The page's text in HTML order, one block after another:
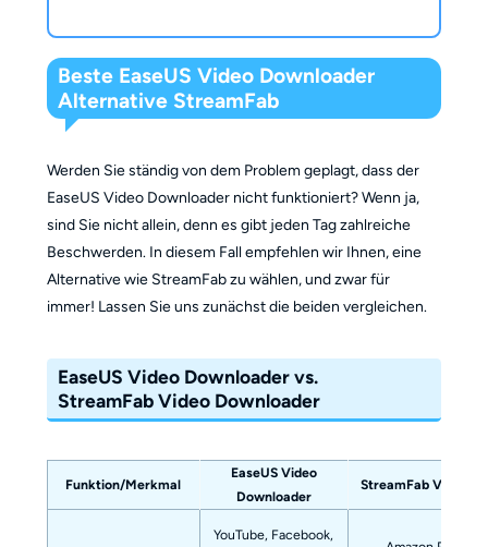
Beste EaseUS Video Downloader
Alternative StreamFab
Werden Sie ständig von dem Problem geplagt, dass der
EaseUS Video Downloader nicht funktioniert? Wenn ja,
sind Sie nicht allein, denn es gibt jeden Tag zahlreiche
Beschwerden. In diesem Fall empfehlen wir Ihnen, eine
Alternative wie StreamFab zu wählen, und zwar für
immer! Lassen Sie uns zunächst die beiden vergleichen.
EaseUS Video Downloader vs.
StreamFab Video Downloader
Funktion/Merkmal
EaseUS Video
Downloader
StreamFab Video
YouTube, Facebook,